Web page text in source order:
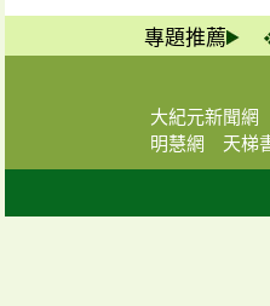
專題推薦
大紀元新聞網
明慧網
天梯